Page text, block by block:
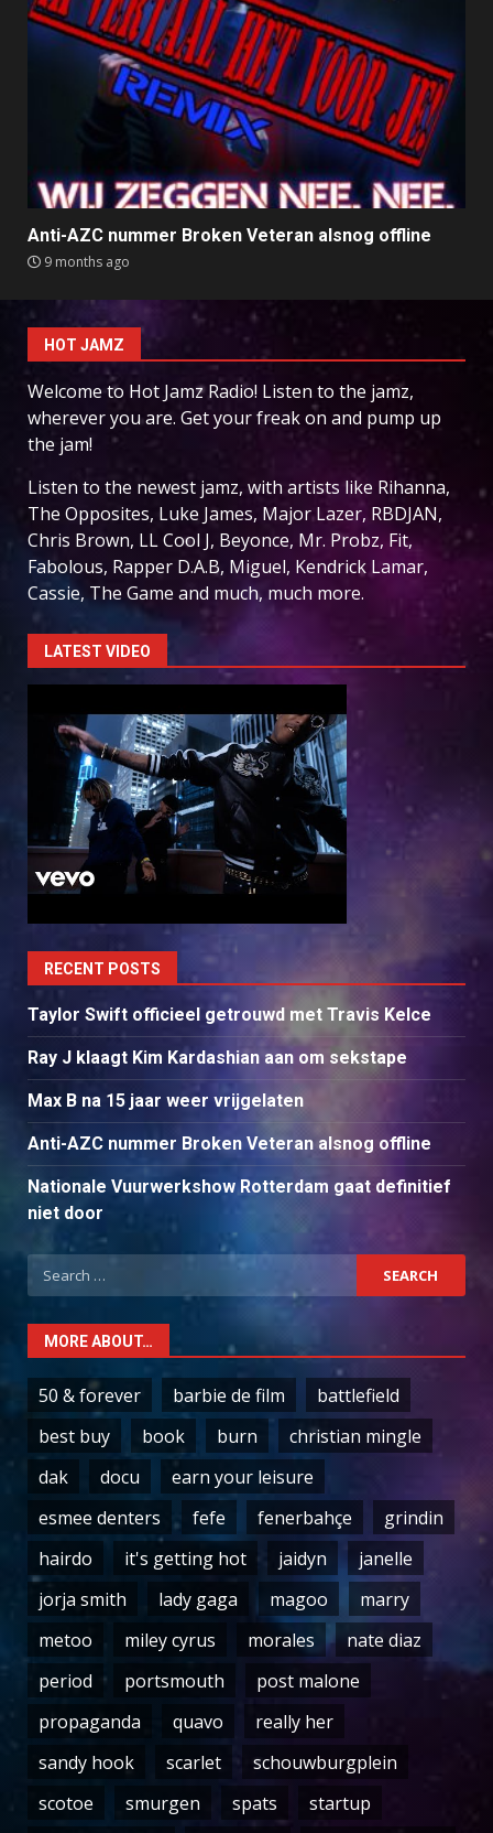
Anti-AZC nummer Broken Veteran alsnog offline
9 months ago
HOT JAMZ
Welcome to Hot Jamz Radio! Listen to the jamz,
wherever you are. Get your freak on and pump up
the jam!
Listen to the newest jamz, with artists like Rihanna,
The Opposites, Luke James, Major Lazer, RBDJAN,
Chris Brown, LL Cool J, Beyonce, Mr. Probz, Fit,
Fabolous, Rapper D.A.B, Miguel, Kendrick Lamar,
Cassie, The Game and much, much more.
LATEST VIDEO
RECENT POSTS
Taylor Swift officieel getrouwd met Travis Kelce
Ray J klaagt Kim Kardashian aan om sekstape
Max B na 15 jaar weer vrijgelaten
Anti-AZC nummer Broken Veteran alsnog offline
Nationale Vuurwerkshow Rotterdam gaat definitief
niet door
Search
for:
MORE ABOUT…
50 & forever barbie de film
battlefield
best buy
book burn
christian mingle
dak
docu
earn your leisure
esmee denters
fefe fenerbahçe
grindin
hairdo
it's getting hot jaidyn
janelle
jorja smith
lady gaga magoo
marry
metoo
miley cyrus morales
nate diaz
period
portsmouth
post malone
propaganda
quavo
really her
sandy hook
scarlet
schouwburgplein
scotoe
smurgen spats
startup